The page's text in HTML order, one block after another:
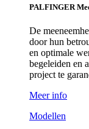
PALFINGER
De
door hun
en optimale
begeleiden en
project te
Meer info
Modellen